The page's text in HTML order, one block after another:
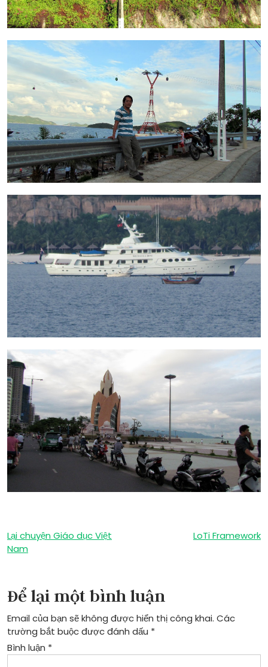
Điều
bài
viết
Lại chuyện Giáo dục Việt
Nam
LoTi Framework
Để lại một bình luận
Email của bạn sẽ không được hiển thị công khai. Các
trường bắt buộc được đánh dấu *
Bình luận *